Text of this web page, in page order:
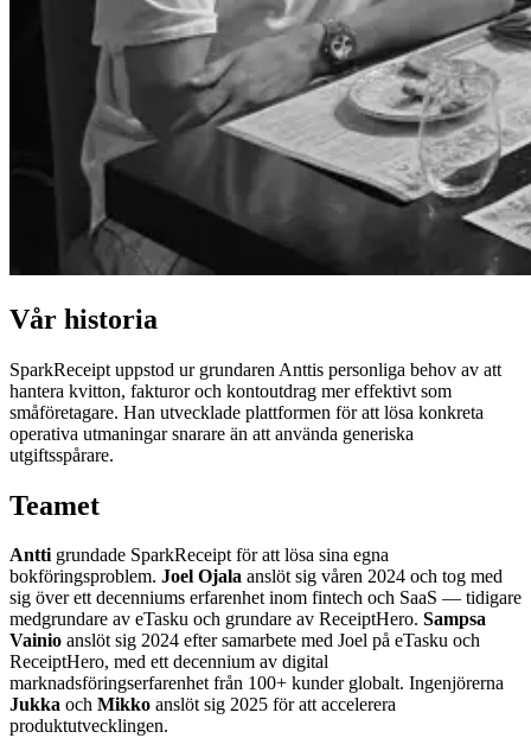
Vår historia
SparkReceipt uppstod ur grundaren Anttis personliga behov av att
hantera kvitton, fakturor och kontoutdrag mer effektivt som
småföretagare. Han utvecklade plattformen för att lösa konkreta
operativa utmaningar snarare än att använda generiska
utgiftsspårare.
Teamet
Anttigrundade SparkReceipt för att lösa sina egna
bokföringsproblem. Joel Ojala anslöt sig våren 2024 och tog med
sig över ett decenniums erfarenhet inom fintech och SaaS — tidigare
medgrundare av eTasku och grundare av ReceiptHero. Sampsa
Vainio anslöt sig 2024 efter samarbete med Joel på eTasku och
ReceiptHero, med ett decennium av digital
marknadsföringserfarenhet från 100+ kunder globalt. Ingenjörerna
Jukka och Mikko anslöt sig 2025 för att accelerera
produktutvecklingen.